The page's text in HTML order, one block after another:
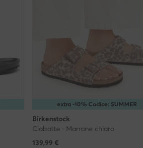
extra -10% Codice: SUMMER
Birkenstock
Ciabatte · Marrone chiaro
139,99 €